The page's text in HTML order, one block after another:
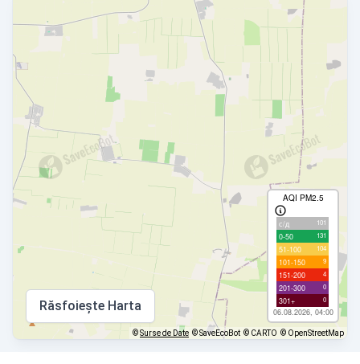
AQI PM2.5
с/д 101
0-50 131
51-100 104
101-150 9
151-200 4
201-300 0
301+ 0
06.08.2026, 04:00
Răsfoiește Harta
©Surse de Date © SaveEcoBot © CARTO © OpenStreetMap